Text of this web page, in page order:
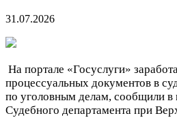
31.07.2026
На портале «Госуслуги»
процессуальных документов в
по уголовным делам, сообщили в
Судебного департамента при